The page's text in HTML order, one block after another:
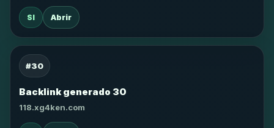
SI Abrir
#30
Backlink generado 30
118.xg4ken.com